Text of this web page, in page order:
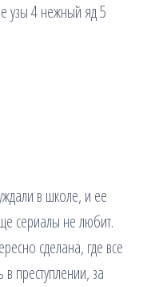
узы 4 нежный яд 5
в школе, и ее
сериалы не любит.
сделана, где все
преступлении, за